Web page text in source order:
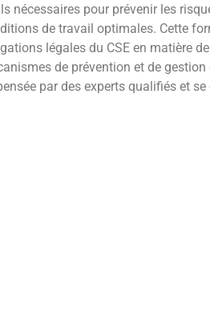
nécessaires pour prévenir les
de travail optimales. Cette
légales du CSE en matière
de prévention et de
par des experts qualifiés et